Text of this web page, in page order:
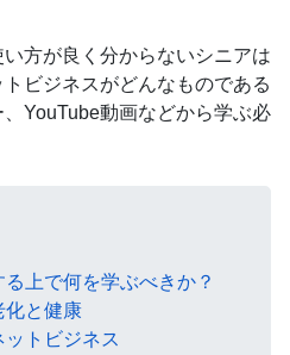
方が良く分からないシニアは
ビジネスがどんなものである
YouTube動画などから学ぶ必
上で何を学ぶべきか？
化と健康
トビジネス